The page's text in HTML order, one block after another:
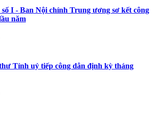
I - Ban Nội chính Trung ương sơ kết công
năm
Tỉnh uỷ tiếp công dân định kỳ tháng